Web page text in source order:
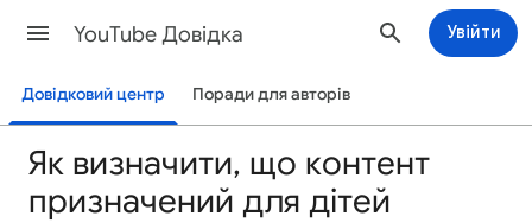
YouTube Довідка Увійти
Довідковий центр Поради для авторів
Як визначити, що контент
призначений для дітей